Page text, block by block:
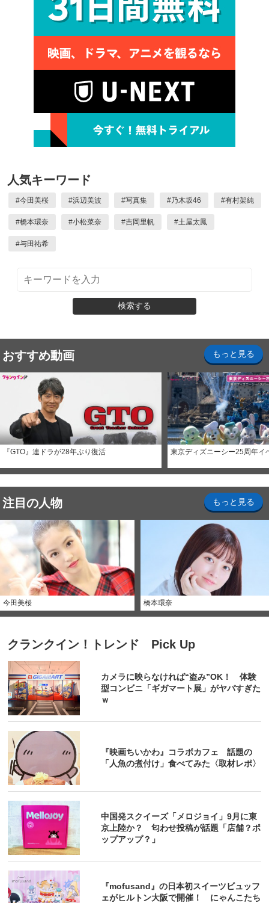
人気キーワード
#今田美桜 #浜辺美波 #写真集 #乃木坂46 #有村架純
#橋本環奈 #小松菜奈 #吉岡里帆 #土屋太鳳
#与田祐希
検索する
おすすめ動画 もっと見る
『GTO』連ドラが28年ぶり復活 東京ディズニーシー25周年イ
注目の人物 もっと見る
今田美桜 橋本環奈
クランクイン！トレンド Pick Up
カメラに映らなければ“盗み”OK！ 体験
型コンビニ「ギガマート展」がヤバすぎた
ｗ
『映画ちいかわ』コラボカフェ 話題の
「人魚の煮付け」食べてみた〈取材レポ〉
中国発スクイーズ「メロジョイ」9月に東
京上陸か？ 匂わせ投稿が話題「店舗？ポ
ップアップ？」
『mofusand』の日本初スイーツビュッフ
ェがヒルトン大阪で開催！ にゃんこたち